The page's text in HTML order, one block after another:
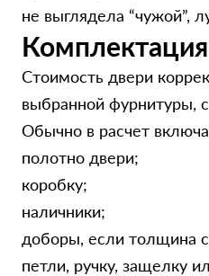
не выглядела “чужой”,
Стоимость двери
выбранной фурнитуры,
Обычно в расчет
полотно двери;
коробку;
наличники;
доборы, если толщина
петли, ручку, защелку